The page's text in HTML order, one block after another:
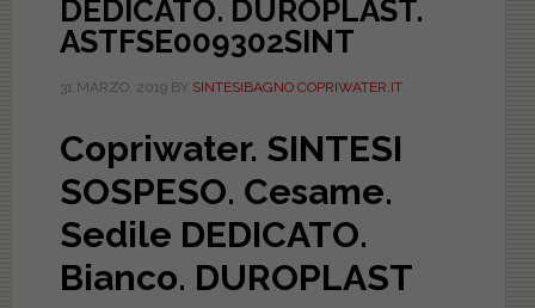
DEDICATO. DUROPLAST.
ASTFSE009302SINT
31 MARZO, 2019BY SINTESIBAGNO COPRIWATER.IT
Copriwater. SINTESI
SOSPESO. Cesame.
Sedile DEDICATO.
Bianco. DUROPLAST